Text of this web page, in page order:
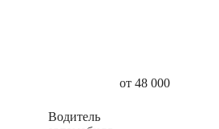
Водитель
от 48 000